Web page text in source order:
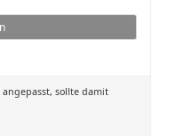
sollte damit